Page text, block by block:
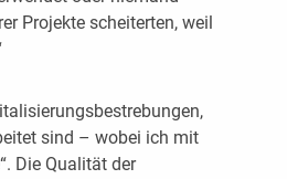
Projekte scheiterten, weil
sind – wobei ich mit
Die Qualität der